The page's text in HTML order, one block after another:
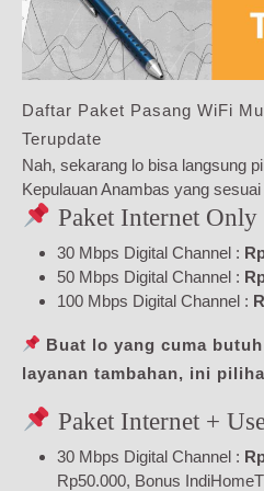
Daftar Paket Pasang WiFi
Terupdate
Nah, sekarang lo bisa langsung
Kepulauan Anambas yang
Paket Internet Only
30 Mbps Digital Channel :
50 Mbps Digital Channel :
100 Mbps Digital Channel :
Buat lo yang cuma
layanan tambahan, ini
Paket Internet +
30 Mbps Digital Channel :
Rp50.000, Bonus